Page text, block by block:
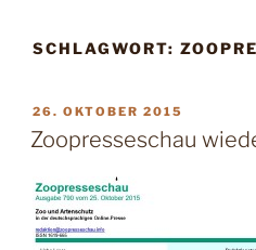
SCHLAGWORT:
VERÖFFENTLICHT
AM
26. OKTOBER 2015
Zoopresseschau